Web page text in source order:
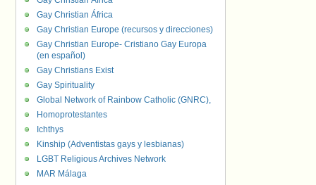
Gay Christian África
Gay Christian Europe (recursos y direcciones)
Gay Christian Europe- Cristiano Gay Europa
(en español)
Gay Christians Exist
Gay Spirituality
Global Network of Rainbow Catholic (GNRC),
Homoprotestantes
Ichthys
Kinship (Adventistas gays y lesbianas)
LGBT Religious Archives Network
MAR Málaga